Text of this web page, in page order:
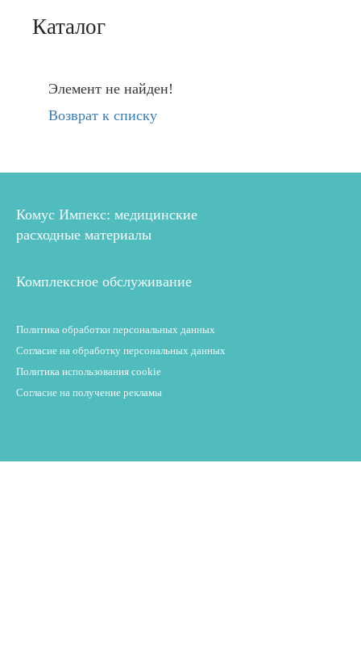
Каталог
Элемент не найден!
Возврат к списку
Комус Импекс: медицинские
расходные материалы
Комплексное обслуживание
Политика обработки персональных данных
Согласие на обработку персональных данных
Политика использования cookie
Согласие на получение рекламы